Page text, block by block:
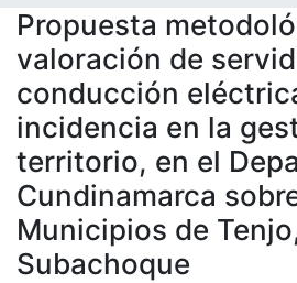
Documents
Propuesta
valoración de
conducción
incidencia en la
territorio, en el
Cundinamarca
Municipios de
Subachoque